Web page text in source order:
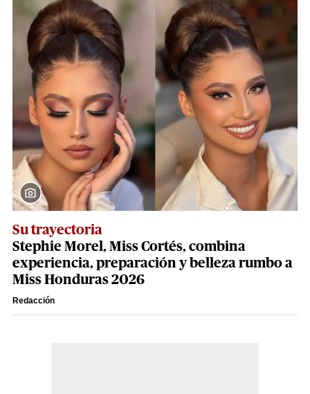
Su trayectoria
Stephie Morel, Miss Cortés, combina
experiencia, preparación y belleza rumbo a
Miss Honduras 2026
Redacción